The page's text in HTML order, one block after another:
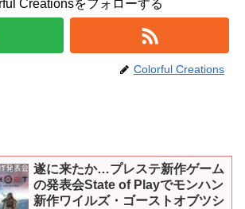
Creationsをフォローする
Colorful Creations
遂に来たか…プレステ新作ゲーム
の発表会State of Playでモンハン
新作ワイルズ・ゴーストオブツシ